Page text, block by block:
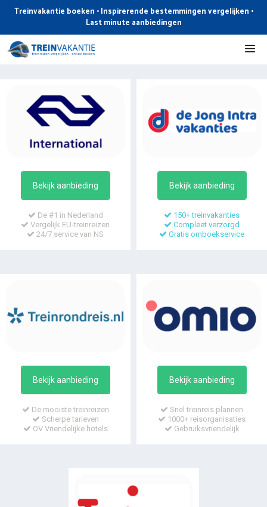
de
inhoud
Treinvakantie boeken • Inspirerende bestemmingen vergelijken •
Last minute aanbiedingen
Bekijk aanbieding
De #1 in Nederland
Vergelijk EU-treinreizen
24/7 service van NS
Bekijk aanbieding
150+ treinvakanties
Compleet verzorgd
Gratis omboekservice
Bekijk aanbieding
De mooiste treinreizen
Scherpe tarieven
OV Vriendelijke hotels
Bekijk aanbieding
Snel treinreis plannen
1000+ reisorganisaties
Gebruiksvriendelijk